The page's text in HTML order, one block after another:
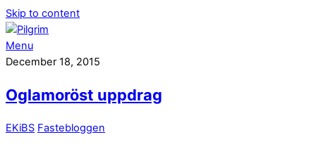
Skip to content
Menu
December 18, 2015
Oglamoröst uppdrag
EKiBS Fastebloggen